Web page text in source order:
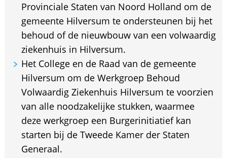
Provinciale Staten van Noord Holland om de
gemeente Hilversum te ondersteunen bij het
behoud of de nieuwbouw van een volwaardig
ziekenhuis in Hilversum.
Het College en de Raad van de gemeente
Hilversum om de Werkgroep Behoud
Volwaardig Ziekenhuis Hilversum te voorzien
van alle noodzakelijke stukken, waarmee
deze werkgroep een Burgerinitiatief kan
starten bij de Tweede Kamer der Staten
Generaal.